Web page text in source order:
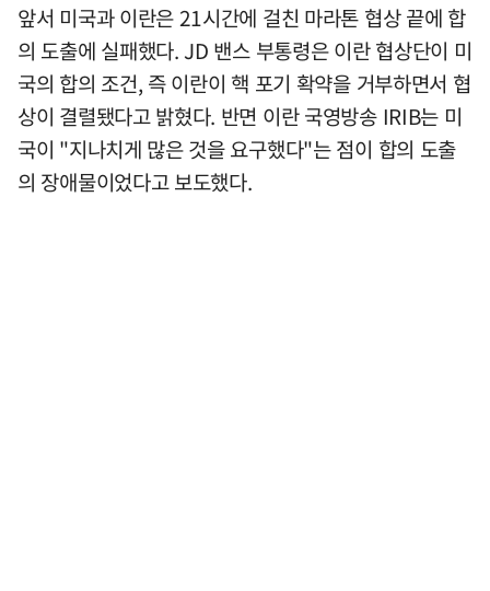
앞서 미국과 이란은 21시간에 걸친 마라톤 협상 끝에 합
의 도출에 실패했다. JD 밴스 부통령은 이란 협상단이 미
국의 합의 조건, 즉 이란이 핵 포기 확약을 거부하면서 협
상이 결렬됐다고 밝혔다. 반면 이란 국영방송 IRIB는 미
국이 "지나치게 많은 것을 요구했다"는 점이 합의 도출
의 장애물이었다고 보도했다.